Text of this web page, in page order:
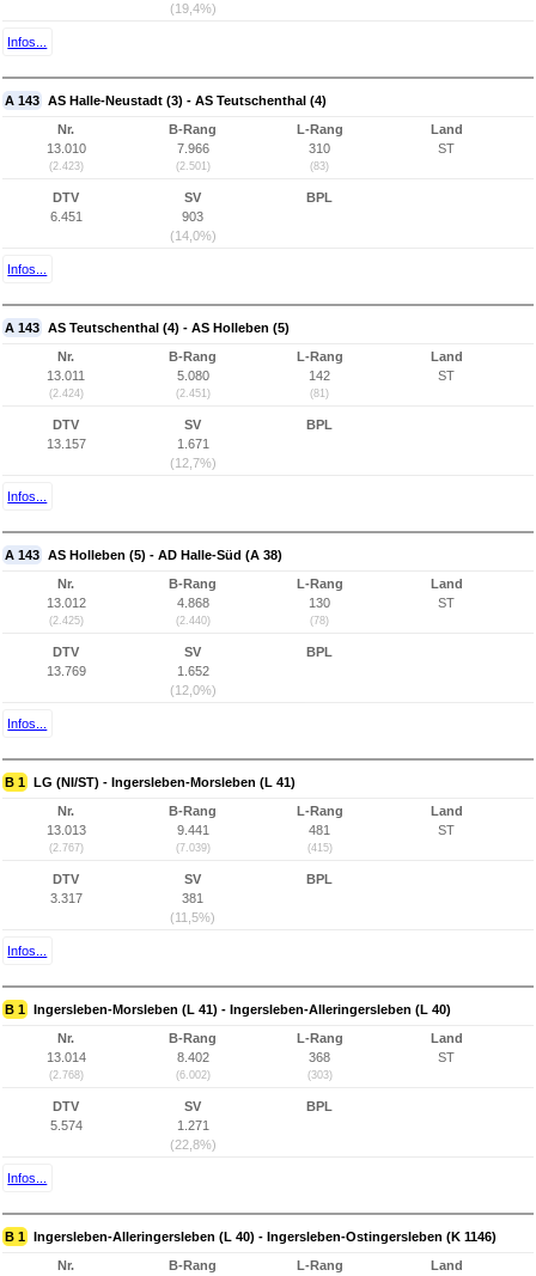
(19,4%)
Infos...
A 143 AS Halle-Neustadt (3) - AS Teutschenthal (4)
Nr.
13.010
(2.423)
B-Rang
7.966
(2.501)
L-Rang
310
(83)
Land
ST
DTV
6.451
SV
903
(14,0%)
BPL
Infos...
A 143 AS Teutschenthal (4) - AS Holleben (5)
Nr.
13.011
(2.424)
B-Rang
5.080
(2.451)
L-Rang
142
(81)
Land
ST
DTV
13.157
SV
1.671
(12,7%)
BPL
Infos...
A 143 AS Holleben (5) - AD Halle-Süd (A 38)
Nr.
13.012
(2.425)
B-Rang
4.868
(2.440)
L-Rang
130
(78)
Land
ST
DTV
13.769
SV
1.652
(12,0%)
BPL
Infos...
B 1 LG (NI/ST) - Ingersleben-Morsleben (L 41)
Nr.
13.013
(2.767)
B-Rang
9.441
(7.039)
L-Rang
481
(415)
Land
ST
DTV
3.317
SV
381
(11,5%)
BPL
Infos...
B 1 Ingersleben-Morsleben (L 41) - Ingersleben-Alleringersleben (L 40)
Nr.
13.014
(2.768)
B-Rang
8.402
(6.002)
L-Rang
368
(303)
Land
ST
DTV
5.574
SV
1.271
(22,8%)
BPL
Infos...
B 1 Ingersleben-Alleringersleben (L 40) - Ingersleben-Ostingersleben (K 1146)
Nr.
B-Rang
L-Rang
Land